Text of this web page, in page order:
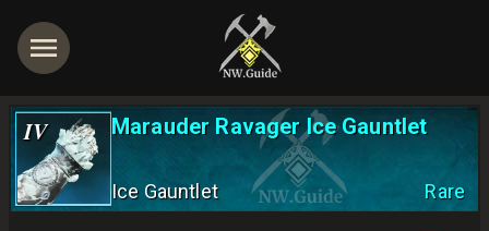
IV Marauder Ravager Ice Gauntlet
Ice Gauntlet Rare